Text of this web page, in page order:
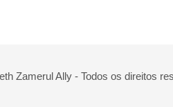
Zamerul Ally - Todos os direitos